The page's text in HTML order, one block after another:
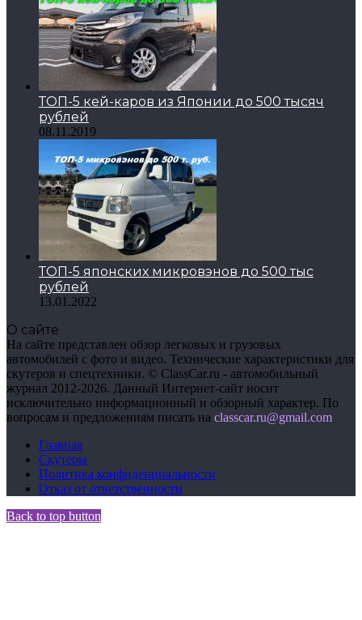
ТОП-5 кей-каров из Японии до 500 тысяч
рублей
08.11.2019
ТОП-5 японских микровэнов до 500 тыс
рублей
13.01.2022
О сайте
На сайте представлен обзор легковых и грузовых
автомобилей с фото и видео. Технические характеристики для
скутеров и спецтехники. © ClassCar.ru - автомобильный
журнал 2012-2026. Данный Интернет-сайт носит
исключительно информационный и обзорный характер. По
вопросам и предложениям писать на сlasscar.ru@gmail.com
Главная
Скутеры
Политика конфиденциальности
Отказ от ответственности
Back to top button